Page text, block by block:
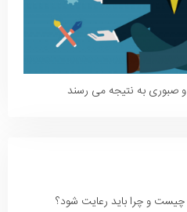
و صبوری به نتیجه می رسند
و چرا باید رعایت شود؟